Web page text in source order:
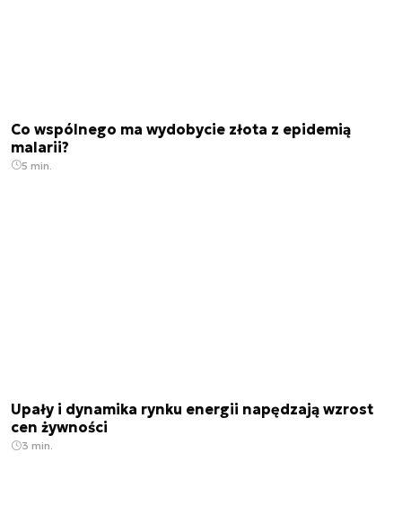
Co wspólnego ma wydobycie złota z epidemią
malarii?
5 min.
Upały i dynamika rynku energii napędzają wzrost
cen żywności
3 min.